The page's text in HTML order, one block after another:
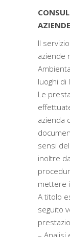
Il
aziende
luoghi di
Le
azienda
sensi
inoltre
mettere
A titolo
seguito
– Analisi